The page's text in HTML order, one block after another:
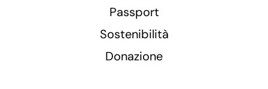
Passport
Sostenibilità
Donazione